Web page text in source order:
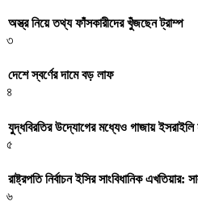
অস্ত্র নিয়ে তথ্য ফাঁসকারীদের খুঁজছেন ট্রাম্প
৩
দেশে স্বর্ণের দামে বড় লাফ
৪
যুদ্ধবিরতির উদ্যোগের মধ্যেও গাজায় ইসরাইলি
৫
রাষ্ট্রপতি নির্বাচন ইসির সাংবিধানিক এখতিয়ার:
৬